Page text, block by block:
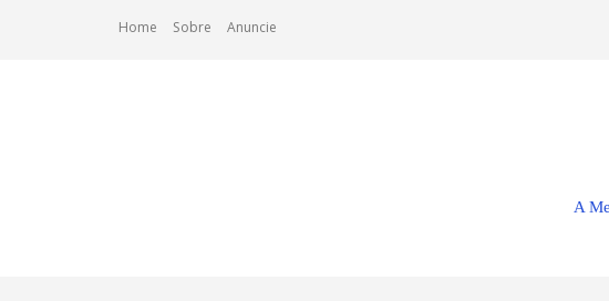
Home Sobre Anuncie
A